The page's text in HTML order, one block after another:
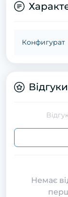
Конфигурат
Відгуки
Немає